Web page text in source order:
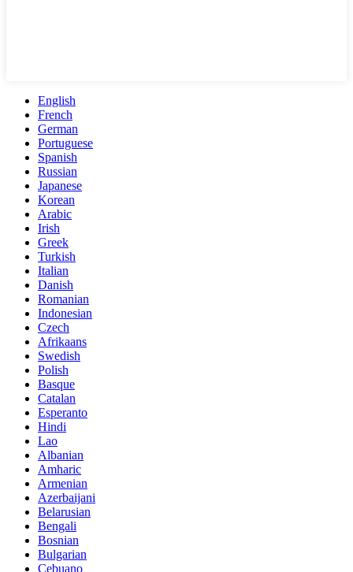
English
French
German
Portuguese
Spanish
Russian
Japanese
Korean
Arabic
Irish
Greek
Turkish
Italian
Danish
Romanian
Indonesian
Czech
Afrikaans
Swedish
Polish
Basque
Catalan
Esperanto
Hindi
Lao
Albanian
Amharic
Armenian
Azerbaijani
Belarusian
Bengali
Bosnian
Bulgarian
Cebuano